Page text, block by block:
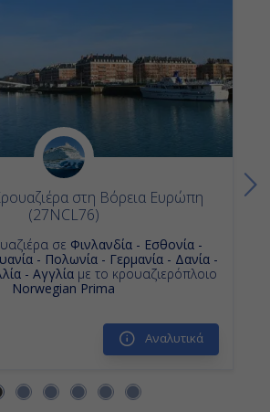
Αποβίβαση
στη Βόρεια Ευρώπη
(27NCL76)
σε Φινλανδία - Εσθονία -
- Πολωνία - Γερμανία - Δανία -
- Αγγλίαμε το κρουαζιερόπλοιο
Norwegian Prima
Αναλυτικά